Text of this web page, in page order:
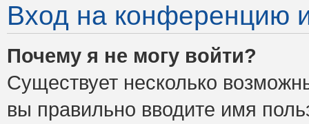
Вход на конференцию
Почему я не могу войти?
Существует несколько
вы правильно вводите имя